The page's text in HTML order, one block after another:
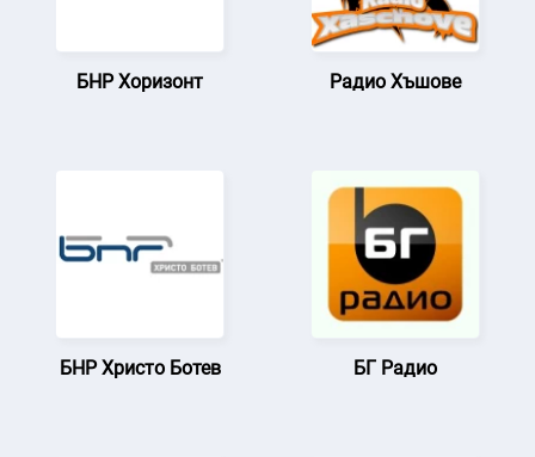
БНР Хоризонт Радио Хъшове
БНР Христо Ботев БГ Радио